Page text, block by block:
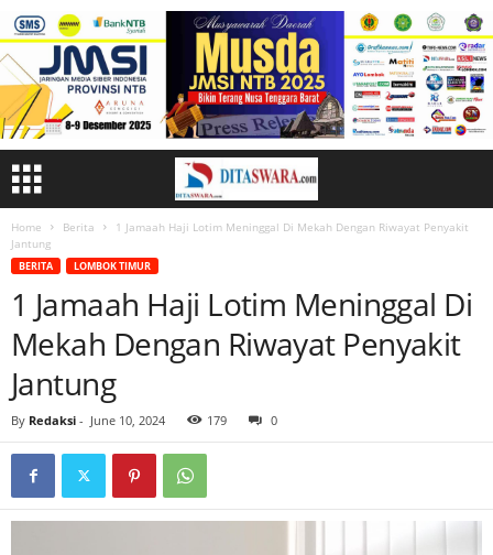
Home Berita
1 Jamaah Haji Lotim Meninggal Di Mekah Dengan Riwayat Penyakit
Jantung
BERITA LOMBOK TIMUR
1 Jamaah Haji Lotim Meninggal Di
Mekah Dengan Riwayat Penyakit
Jantung
By Redaksi - June 10, 2024 179 0